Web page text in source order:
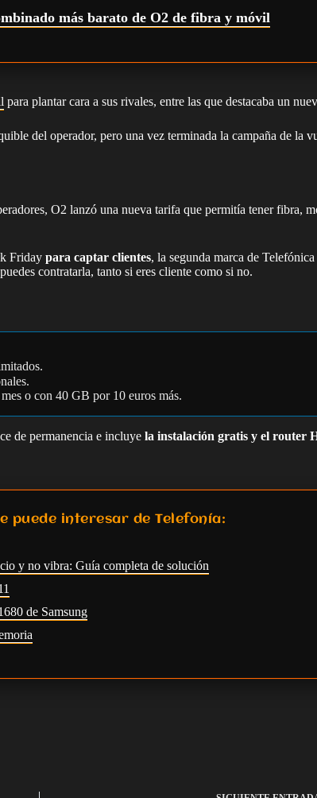
más barato de O2 de fibra y móvil
para plantar cara a sus rivales, entre las que destacaba un
del operador, pero una vez terminada la campaña de la
O2 lanzó una nueva tarifa que permitía tener fibra,
Friday para captar clientes, la segunda marca de
contratarla, tanto si eres cliente como si no.
o con 40 GB por 10 euros más.
de permanencia e incluye la instalación gratis y el router
puede interesar de Telefonía:
y no vibra: Guía completa de solución
de Samsung